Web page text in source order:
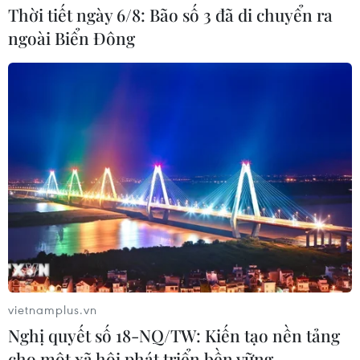
Mỹ truy tố đối tượng bị bắt tại sân
golf của Tổng thống Trump
Mỹ cấm xuất khẩu vật liệu pin tái chế
và phế liệu vonfram trong một năm
05/08/2026 06:53
Brazil hạ cấp quan hệ với Argentina,
căng thẳng ngoại giao với Mỹ
05/08/2026 03:55
Thời tiết ngày 6/8: Bão số 3 đã di chuyển ra
ngoài Biển Đông
vietnamplus.vn
Nghị quyết số 18-NQ/TW: Kiến tạo nền tảng